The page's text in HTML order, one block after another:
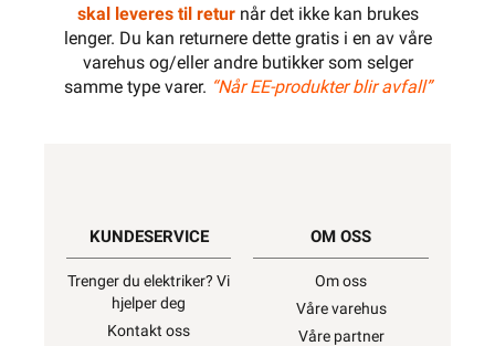
skal leveres til returnår det ikke kan brukes
lenger. Du kan returnere dette gratis i en av våre
varehus og/eller andre butikker som selger
samme type varer. “Når EE-produkter blir avfall”
KUNDESERVICE
Trenger du elektriker? Vi
hjelper deg
Kontakt oss
OM OSS
Om oss
Våre varehus
Våre partner